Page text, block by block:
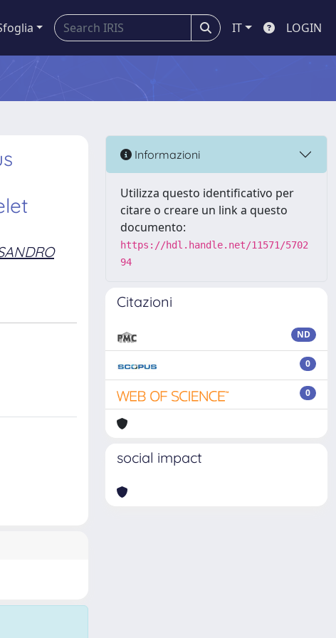
IT LOGIN
Informazioni
Utilizza questo identificativo per
citare o creare un link a questo
documento:
https://hdl.handle.net/11571/5702
94
Citazioni
ND
0
0
social impact